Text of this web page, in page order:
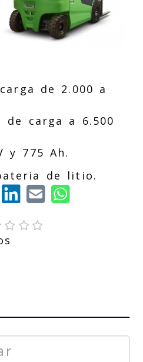
de 2.000 a
de carga a 6.500
y 775 Ah.
de litio.